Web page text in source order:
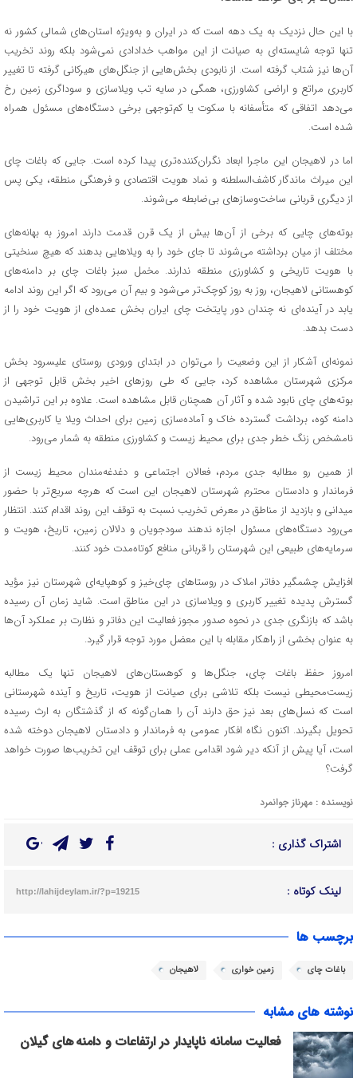
با این حال نزدیک به یک دهه است که در ایران و به‌ویژه استان‌های شمالی کشور نه
تنها توجه شایسته‌ای به صیانت از این مواهب خدادادی نمی‌شود بلکه روند تخریب
آن‌ها نیز شتاب گرفته است. از نابودی بخش‌هایی از جنگل‌های هیرکانی گرفته تا تغییر
کاربری مراتع و اراضی کشاورزی، همگی در سایه تب ویلاسازی و سوداگری زمین رخ
می‌دهد اتفاقی که متأسفانه با سکوت یا کم‌توجهی برخی دستگاه‌های مسئول همراه
شده است.
اما در لاهیجان این ماجرا ابعاد نگران‌کننده‌تری پیدا کرده است. جایی که باغات چای
این میراث ماندگار کاشف‌السلطنه و نماد هویت اقتصادی و فرهنگی منطقه، یکی پس
از دیگری قربانی ساخت‌وسازهای بی‌ضابطه می‌شوند.
بوته‌های چایی که برخی از آن‌ها بیش از یک قرن قدمت دارند امروز به بهانه‌های
مختلف از میان برداشته می‌شوند تا جای خود را به ویلاهایی بدهند که هیچ سنخیتی
با هویت تاریخی و کشاورزی منطقه ندارند. مخمل سبز باغات چای بر دامنه‌های
کوهستانی لاهیجان، روز به روز کوچک‌تر می‌شود و بیم آن می‌رود که اگر این روند ادامه
یابد در آینده‌ای نه چندان دور پایتخت چای ایران بخش عمده‌ای از هویت خود را از
دست بدهد.
نمونه‌ای آشکار از این وضعیت را می‌توان در ابتدای ورودی روستای علیسرود بخش
مرکزی شهرستان مشاهده کرد، جایی که طی روزهای اخیر بخش قابل توجهی از
بوته‌های چای نابود شده و آثار آن همچنان قابل مشاهده است. علاوه بر این تراشیدن
دامنه کوه، برداشت گسترده خاک و آماده‌سازی زمین برای احداث ویلا یا کاربری‌هایی
نامشخص زنگ خطر جدی برای محیط زیست و کشاورزی منطقه به شمار می‌رود.
از همین رو مطالبه جدی مردم، فعالان اجتماعی و دغدغه‌مندان محیط زیست از
فرماندار و دادستان محترم شهرستان لاهیجان این است که هرچه سریع‌تر با حضور
میدانی و بازدید از مناطق در معرض تخریب نسبت به توقف این روند اقدام کنند. انتظار
می‌رود دستگاه‌های مسئول اجازه ندهند سودجویان و دلالان زمین، تاریخ، هویت و
سرمایه‌های طبیعی این شهرستان را قربانی منافع کوتاه‌مدت خود کنند.
افزایش چشمگیر دفاتر املاک در روستاهای چای‌خیز و کوهپایه‌ای شهرستان نیز مؤید
گسترش پدیده تغییر کاربری و ویلاسازی در این مناطق است. شاید زمان آن رسیده
باشد که بازنگری جدی در نحوه صدور مجوز فعالیت این دفاتر و نظارت بر عملکرد آن‌ها
به عنوان بخشی از راهکار مقابله با این معضل مورد توجه قرار گیرد.
امروز حفظ باغات چای، جنگل‌ها و کوهستان‌های لاهیجان تنها یک مطالبه
زیست‌محیطی نیست بلکه تلاشی برای صیانت از هویت، تاریخ و آینده شهرستانی
است که نسل‌های بعد نیز حق دارند آن را همان‌گونه که از گذشتگان به ارث رسیده
تحویل بگیرند. اکنون نگاه افکار عمومی به فرماندار و دادستان لاهیجان دوخته شده
است، آیا پیش از آنکه دیر شود اقدامی عملی برای توقف این تخریب‌ها صورت خواهد
گرفت؟
نویسنده : مهرناز جوانمرد
اشتراک گذاری :
لینک کوتاه : http://lahijdeylam.ir/?p=19215
برچسب ها
باغات چای زمین خواری لاهیجان
نوشته های مشابه
فعالیت سامانه ناپایدار در ارتفاعات و دامنه های گیلان